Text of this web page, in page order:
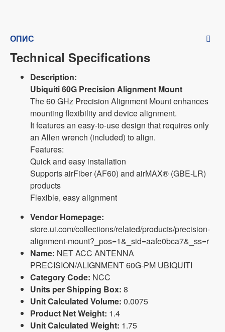
ОПИС
Technical Specifications
Description:
Ubiquiti 60G Precision Alignment Mount
The 60 GHz Precision Alignment Mount enhances
mounting flexibility and device alignment.
It features an easy-to-use design that requires only
an Allen wrench (included) to align.
Features:
Quick and easy installation
Supports airFiber (AF60) and airMAX® (GBE-LR)
products
Flexible, easy alignment
Vendor Homepage:
store.ui.com/collections/related/products/precision-
alignment-mount?_pos=1&_sid=aafe0bca7&_ss=r
Name: NET ACC ANTENNA
PRECISION/ALIGNMENT 60G-PM UBIQUITI
Category Code: NCC
Units per Shipping Box: 8
Unit Calculated Volume: 0.0075
Product Net Weight: 1.4
Unit Calculated Weight: 1.75